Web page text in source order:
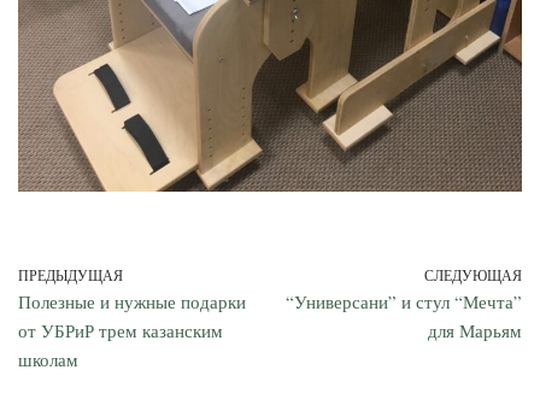
ПРЕДЫДУЩАЯ
Полезные и нужные подарки
от УБРиР трем казанским
школам
СЛЕДУЮЩАЯ
“Универсани” и стул “Мечта”
для Марьям